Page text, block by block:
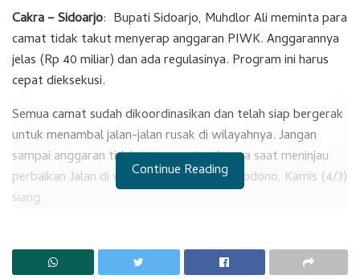
Cakra – Sidoarjo: Bupati Sidoarjo, Muhdlor Ali meminta para
camat tidak takut menyerap anggaran PIWK. Anggarannya
jelas (Rp 40 miliar) dan ada regulasinya. Program ini harus
cepat dieksekusi.
Semua camat sudah dikoordinasikan dan telah siap bergerak
untuk menambal jalan-jalan rusak di wilayahnya. Jangan
sampai anggaran tidak terserap, tandasnya saat meninjau
perbaikan Jalan di wilayah Kecamatan Sukodono, Kamis (4/3)
siang.
Siswa SDN Sarirogo Kehilangan Selera Makan
Continue Reading